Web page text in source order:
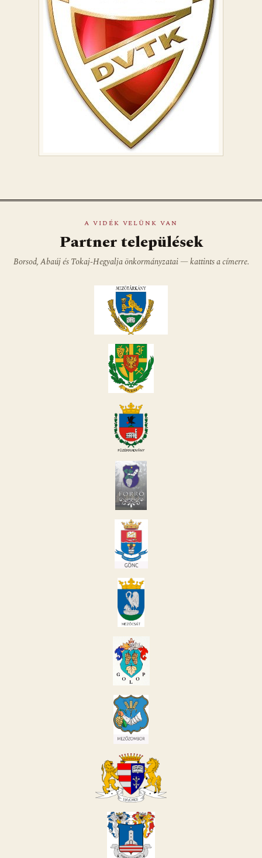
A VIDÉK VELÜNK VAN
Partner települések
Borsod, Abaúj és Tokaj-Hegyalja önkormányzatai — kattints a címerre.